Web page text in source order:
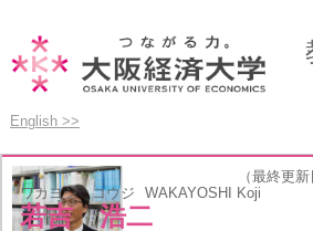
English >>
（最終更新
ワカヨシ コウジ
WAKAYOSHI Koji
若吉 浩二